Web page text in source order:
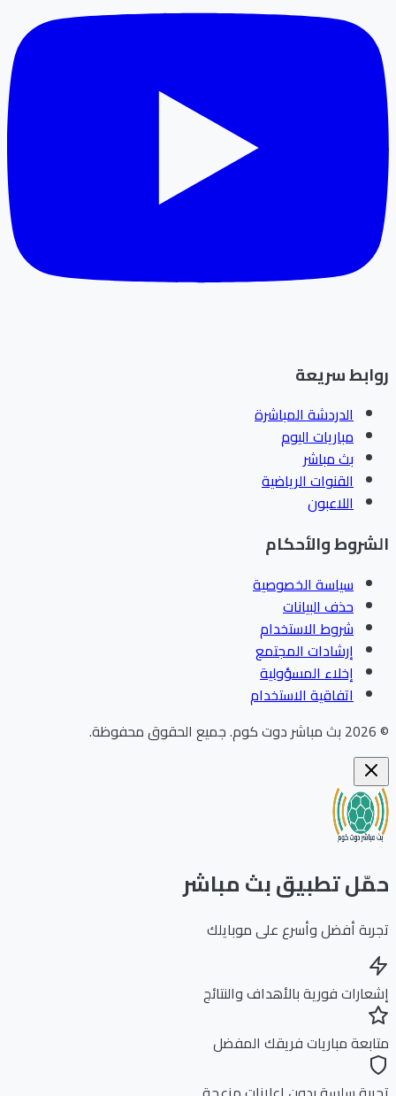
سريعة
الدردشة المباشرة
مباريات اليوم
بث مباشر
القنوات الرياضية
اللاعبون
والأحكام
سياسة الخصوصية
حذف البيانات
شروط الاستخدام
إرشادات المجتمع
إخلاء المسؤولية
اتفاقية الاستخدام
بث مباشر دوت كوم.جميع الحقوق محفوظة.
تطبيق بث مباشر
أفضل وأسرع على موبايلك
فورية بالأهداف والنتائج
مباريات فريقك المفضل